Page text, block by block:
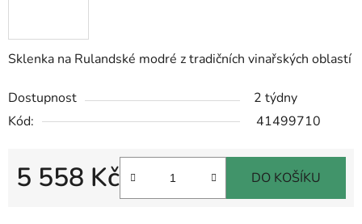
Sklenka na Rulandské modré z tradičních vinařských oblastí
Dostupnost
2 týdny
Kód:
41499710
5 558 Kč DO KOŠÍKU